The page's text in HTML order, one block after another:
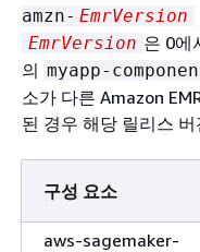
amzn- EmrVersion
EmrVersion 은 0에
의 myapp-
소가 다른 Amazon
된 경우 해당 릴리스 버
구성 요소
aws-sagemaker-